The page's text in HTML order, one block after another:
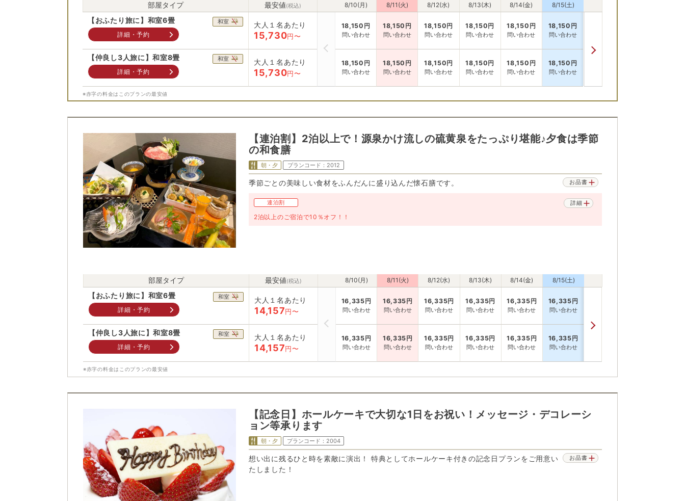
部屋タイプ 最安値(税込) 8/10(月) 8/11(火) 8/12(水) 8/13(木) 8/14(金) 8/15(土)
【おふたり旅に】和室6畳 和室
詳細・予約
大人１名あたり
15,730円〜
18,150 円
問い合わせ
18,150 円
問い合わせ
18,150円
問い合わせ
18,150円
問い合わせ
18,150 円
問い合わせ
18,150 円
問い合わせ
【仲良し3人旅に】和室8畳 和室
詳細・予約
大人１名あたり
15,730円〜
18,150 円
問い合わせ
18,150 円
問い合わせ
18,150円
問い合わせ
18,150円
問い合わせ
18,150 円
問い合わせ
18,150 円
問い合わせ
※赤字の料金はこのプランの最安値
【連泊割】2泊以上で！源泉かけ流しの硫黄泉をたっぷり堪能♪夕食は季節
の和食膳
朝・夕 プランコード： 2012
季節ごとの美味しい食材をふんだんに盛り込んだ懐石膳です。 お品書
連泊割 詳細
2泊以上のご宿泊で10％オフ！！
部屋タイプ 最安値(税込) 8/10(月) 8/11(火) 8/12(水) 8/13(木) 8/14(金) 8/15(土)
【おふたり旅に】和室6畳 和室
詳細・予約
大人１名あたり
14,157円〜
16,335円
問い合わせ
16,335円
問い合わせ
16,335円
問い合わせ
16,335円
問い合わせ
16,335円
問い合わせ
16,335円
問い合わせ
【仲良し3人旅に】和室8畳 和室
詳細・予約
大人１名あたり
14,157円〜
16,335円
問い合わせ
16,335円
問い合わせ
16,335円
問い合わせ
16,335円
問い合わせ
16,335円
問い合わせ
16,335円
問い合わせ
※赤字の料金はこのプランの最安値
【記念日】ホールケーキで大切な1日をお祝い！メッセージ・デコレーシ
ョン等承ります
朝・夕 プランコード： 2004
想い出に残るひと時を素敵に演出！ 特典としてホールケーキ付きの記念日プランをご用意い
たしました！
お品書